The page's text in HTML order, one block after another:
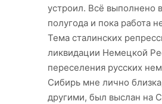
ПЛОТИНА
ПЛОТИНА
устроил. Всё выполнено
полугода и пока работа
Тема сталинских
ликвидации Немецкой
переселения русских
Сибирь мне лично
другими, был выслан на